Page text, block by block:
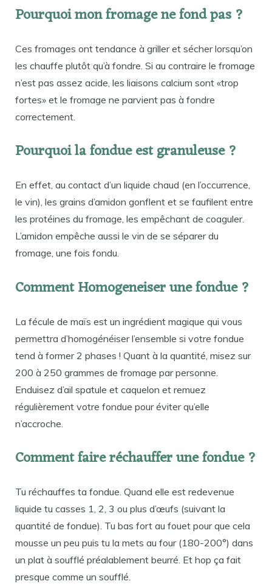
Pourquoi mon fromage ne fond pas ?
Ces fromages ont tendance à griller et sécher lorsqu’on
les chauffe plutôt qu’à fondre. Si au contraire le fromage
n’est pas assez acide, les liaisons calcium sont «trop
fortes» et le fromage ne parvient pas à fondre
correctement.
Pourquoi la fondue est granuleuse ?
En effet, au contact d’un liquide chaud (en l’occurrence,
le vin), les grains d’amidon gonflent et se faufilent entre
les protéines du fromage, les empêchant de coaguler.
L’amidon empêche aussi le vin de se séparer du
fromage, une fois fondu.
Comment Homogeneiser une fondue ?
La fécule de maïs est un ingrédient magique qui vous
permettra d’homogénéiser l’ensemble si votre fondue
tend à former 2 phases ! Quant à la quantité, misez sur
200 à 250 grammes de fromage par personne.
Enduisez d’ail spatule et caquelon et remuez
régulièrement votre fondue pour éviter qu’elle
n’accroche.
Comment faire réchauffer une fondue ?
Tu réchauffes ta fondue. Quand elle est redevenue
liquide tu casses 1, 2, 3 ou plus d’œufs (suivant la
quantité de fondue). Tu bas fort au fouet pour que cela
mousse un peu puis tu la mets au four (180-200°) dans
un plat à soufflé préalablement beurré. Et hop ça fait
presque comme un soufflé.